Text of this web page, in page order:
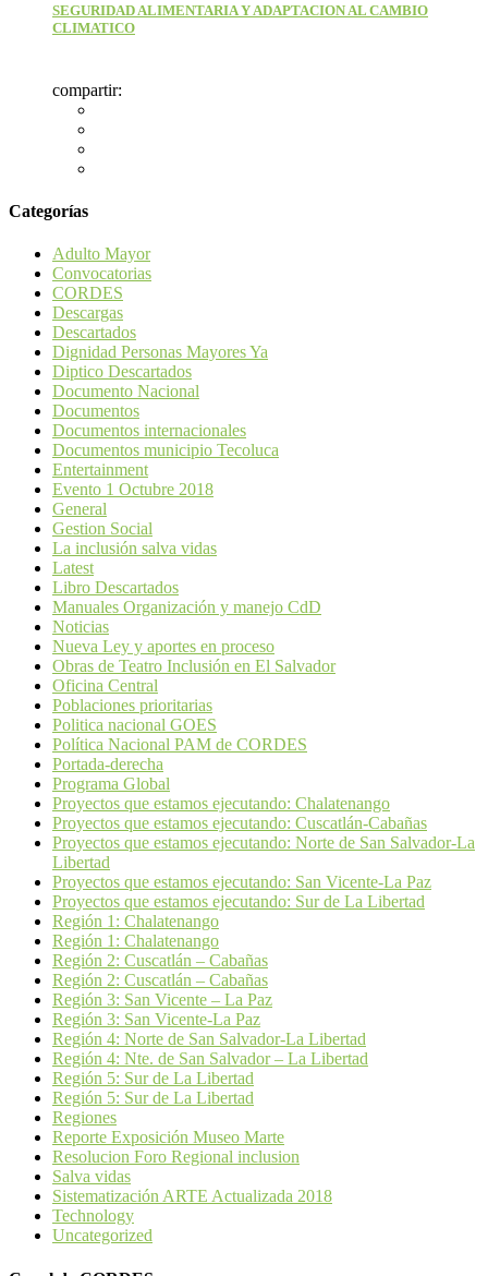
SEGURIDAD ALIMENTARIA Y ADAPTACION AL CAMBIO
CLIMATICO
compartir:
Categorías
Adulto Mayor
Convocatorias
CORDES
Descargas
Descartados
Dignidad Personas Mayores Ya
Diptico Descartados
Documento Nacional
Documentos
Documentos internacionales
Documentos municipio Tecoluca
Entertainment
Evento 1 Octubre 2018
General
Gestion Social
La inclusión salva vidas
Latest
Libro Descartados
Manuales Organización y manejo CdD
Noticias
Nueva Ley y aportes en proceso
Obras de Teatro Inclusión en El Salvador
Oficina Central
Poblaciones prioritarias
Politica nacional GOES
Política Nacional PAM de CORDES
Portada-derecha
Programa Global
Proyectos que estamos ejecutando: Chalatenango
Proyectos que estamos ejecutando: Cuscatlán-Cabañas
Proyectos que estamos ejecutando: Norte de San Salvador-La
Libertad
Proyectos que estamos ejecutando: San Vicente-La Paz
Proyectos que estamos ejecutando: Sur de La Libertad
Región 1: Chalatenango
Región 1: Chalatenango
Región 2: Cuscatlán – Cabañas
Región 2: Cuscatlán – Cabañas
Región 3: San Vicente – La Paz
Región 3: San Vicente-La Paz
Región 4: Norte de San Salvador-La Libertad
Región 4: Nte. de San Salvador – La Libertad
Región 5: Sur de La Libertad
Región 5: Sur de La Libertad
Regiones
Reporte Exposición Museo Marte
Resolucion Foro Regional inclusion
Salva vidas
Sistematización ARTE Actualizada 2018
Technology
Uncategorized